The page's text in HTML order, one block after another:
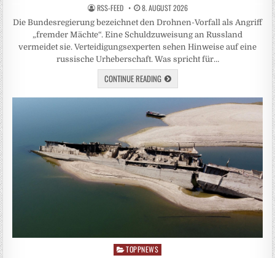
RSS-FEED 8. AUGUST 2026
Die Bundesregierung bezeichnet den Drohnen-Vorfall als Angriff
„fremder Mächte“. Eine Schuldzuweisung an Russland
vermeidet sie. Verteidigungsexperten sehen Hinweise auf eine
russische Urheberschaft. Was spricht für…
CONTINUE READING
Posted
TOPPNEWS